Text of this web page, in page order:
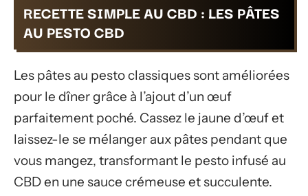
RECETTE SIMPLE AU CBD : LES PÂTES
AU PESTO CBD
Les pâtes au pesto classiques sont améliorées
pour le dîner grâce à l’ajout d’un œuf
parfaitement poché. Cassez le jaune d’œuf et
laissez-le se mélanger aux pâtes pendant que
vous mangez, transformant le pesto infusé au
CBD en une sauce crémeuse et succulente.